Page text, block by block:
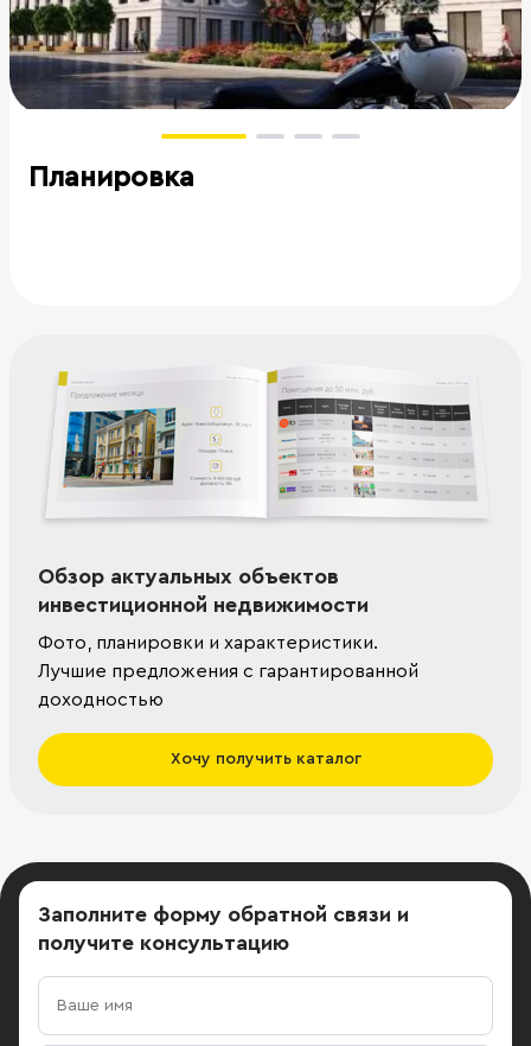
Планировка
Обзор актуальных объектов
инвестиционной недвижимости
Фото, планировки и характеристики.
Лучшие предложения с гарантированной
доходностью
Хочу получить каталог
Заполните форму обратной связи и
получите консультацию